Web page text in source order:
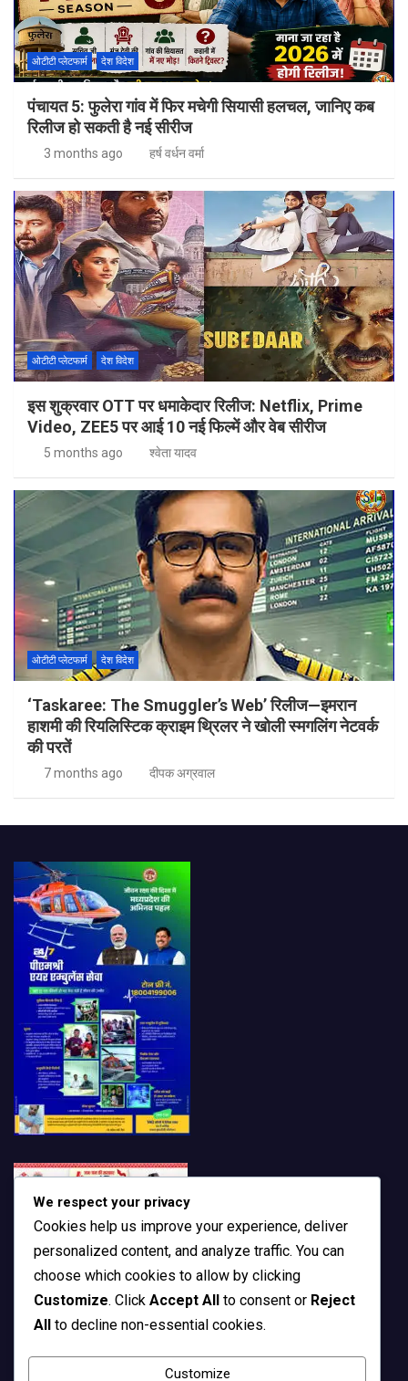
ओटीटी प्लेटफार्म देश विदेश
पंचायत 5: फुलेरा गांव में फिर मचेगी सियासी हलचल, जानिए कब
रिलीज हो सकती है नई सीरीज
3 months ago हर्ष वर्धन वर्मा
ओटीटी प्लेटफार्म देश विदेश
इस शुक्रवार OTT पर धमाकेदार रिलीज: Netflix, Prime
Video, ZEE5 पर आई 10 नई फिल्में और वेब सीरीज
5 months ago श्वेता यादव
ओटीटी प्लेटफार्म देश विदेश
‘Taskaree: The Smuggler’s Web’ रिलीज—इमरान
हाशमी की रियलिस्टिक क्राइम थ्रिलर ने खोली स्मगलिंग नेटवर्क
की परतें
7 months ago दीपक अग्रवाल
We respect your privacy
Cookies help us improve your experience, deliver
personalized content, and analyze traffic. You can
choose which cookies to allow by clicking
Customize. Click Accept All to consent or Reject
All to decline non-essential cookies.
Customize